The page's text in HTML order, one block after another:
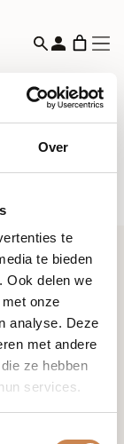
Over
te
te bieden
Ook delen we
onze
analyse. Deze
met andere
ze hebben
services.
voldoen.